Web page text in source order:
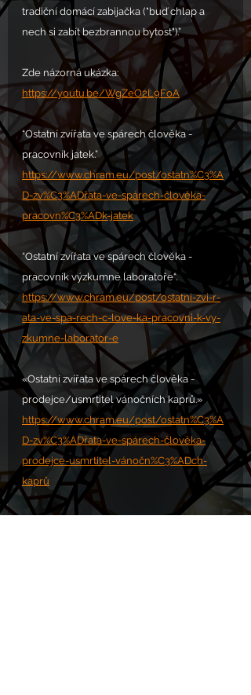
tradiční domácí zabijačka ("buď chlap a
nech si zabít bezbrannou bytost").”
Zde názorná ukázka:
https://youtu.be/WgZeO2L9FoA
“Ostatní zvířata ve spárech člověka -
pracovník jatek.”
https://www.chram.eu/post/ostatn%C3%A
D-zv%C3%ADřata-ve-spárech-člověka-
pracovn%C3%ADk-jatek
“Ostatní zvířata ve spárech člověka -
pracovník výzkumné laboratoře“.
https://www.chram.eu/post/ostatni-zvi-r-
ata-ve-spa-rech-c-love-ka-pracovni-k-vy-
zkumne-laborator-e
«Ostatní zvířata ve spárech člověka -
prodejce/usmrtitel vánočních kaprů.»
https://www.chram.eu/post/ostatn%C3%A
D-zv%C3%ADřata-ve-spárech-člověka-
prodejce-usmrtitel-vánočn%C3%ADch-
kaprů